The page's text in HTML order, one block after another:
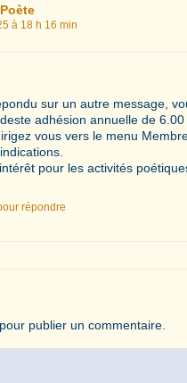
à 18 h 16 min
sur un autre message,
adhésion annuelle de 6.00
vous vers le menu
pour les activités
répondre
pour publier un commentaire.